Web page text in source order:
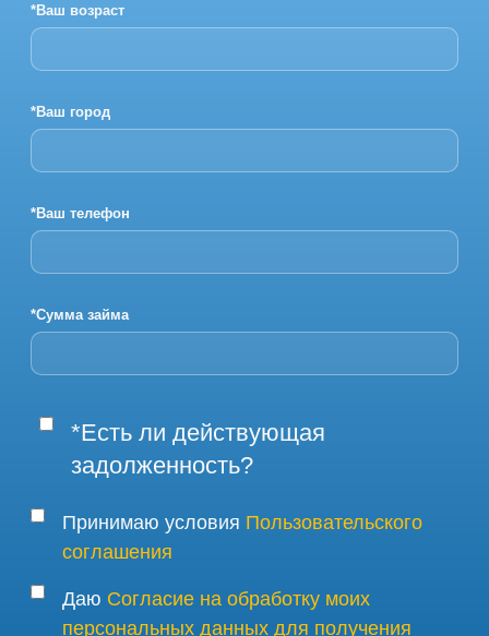
*Ваш возраст
*Ваш город
*Ваш телефон
*Сумма займа
*Есть ли действующая
задолженность?
Принимаю условия Пользовательского
соглашения
Даю Согласие на обработку моих
персональных данных для получения